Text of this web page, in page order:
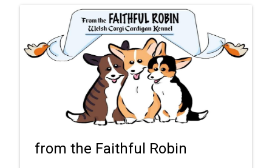
from the Faithful Robin